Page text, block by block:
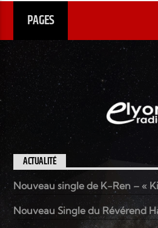
PAGES
ACTUALITÉ
Nouveau single de K-Ren – «
Nouveau Single du Révérend